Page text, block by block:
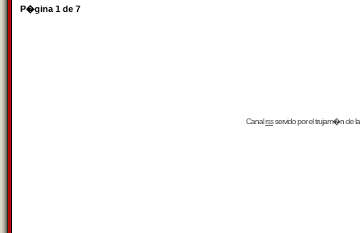
P�gina 1 de 7
Canalrssservido por eltrujam�nde